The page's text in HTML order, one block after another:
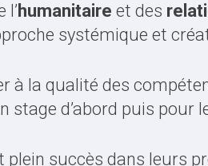
l’humanitaire et des
systémique et
à la qualité des
stage d’abord puis pour
plein succès dans leurs